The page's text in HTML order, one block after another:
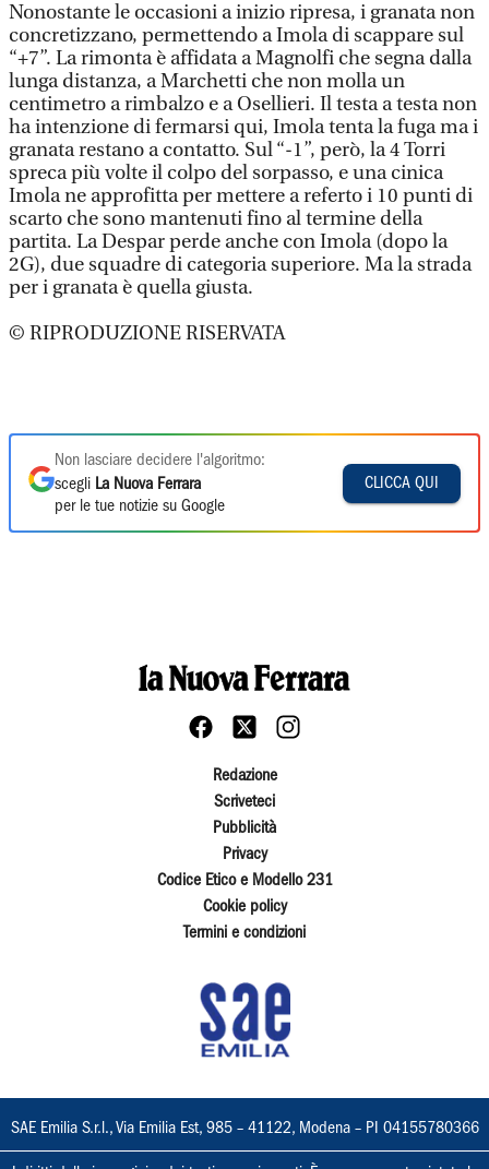
Nonostante le occasioni a inizio ripresa, i granata non
concretizzano, permettendo a Imola di scappare sul
“+7”. La rimonta è affidata a Magnolfi che segna dalla
lunga distanza, a Marchetti che non molla un
centimetro a rimbalzo e a Osellieri. Il testa a testa non
ha intenzione di fermarsi qui, Imola tenta la fuga ma i
granata restano a contatto. Sul “-1”, però, la 4 Torri
spreca più volte il colpo del sorpasso, e una cinica
Imola ne approfitta per mettere a referto i 10 punti di
scarto che sono mantenuti fino al termine della
partita. La Despar perde anche con Imola (dopo la
2G), due squadre di categoria superiore. Ma la strada
per i granata è quella giusta.
© RIPRODUZIONE RISERVATA
Non lasciare decidere l'algoritmo:
scegli La Nuova Ferrara
per le tue notizie su Google
CLICCA QUI
Redazione
Scriveteci
Pubblicità
Privacy
Codice Etico e Modello 231
Cookie policy
Termini e condizioni
SAE Emilia S.r.l., Via Emilia Est, 985 – 41122, Modena – PI 04155780366